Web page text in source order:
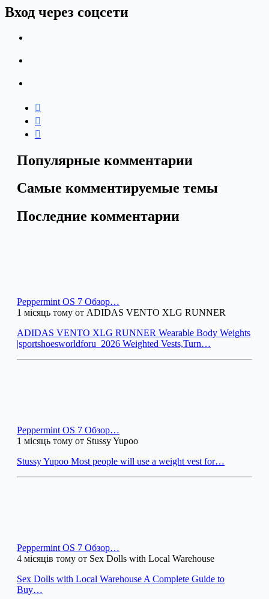
Вход через соцсети
Популярные комментарии
Самые комментируемые темы
Последние комментарии
Peppermint OS 7 Обзор…
1 місяць тому от ADIDAS VENTO XLG RUNNER
ADIDAS VENTO XLG RUNNER Wearable Body Weights
|sportshoesworldforu_2026 Weighted Vests,Turn…
Peppermint OS 7 Обзор…
1 місяць тому от Stussy Yupoo
Stussy Yupoo Most people will use a weight vest for…
Peppermint OS 7 Обзор…
4 місяців тому от Sex Dolls with Local Warehouse
Sex Dolls with Local Warehouse A Complete Guide to
Buy…